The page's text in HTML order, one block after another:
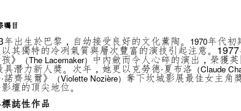
矚目
出生於巴黎，自幼接受良好的文化薰陶。 1970年代初
其獨特的冷冽氣質與層次豐富的演技引起注意。
》 （The Lacemaker） 中內斂而令人心碎的演出，榮獲
具潛力新人獎。次年，她更以克勞德·夏布洛 （Claude
諾齊埃爾》 （Violette Nozière） 奪下坎城影展最佳女主角
壇的頂尖地位。
誌性作品